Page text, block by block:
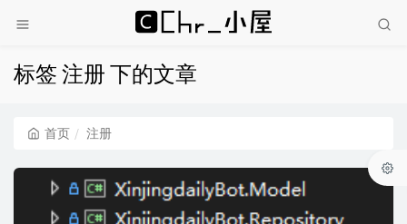
标签 注册 下的文章
首页 注册